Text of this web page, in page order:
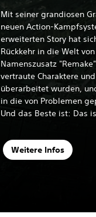
Mit seiner grandiosen
neuen Action-
erweiterten Story hat
Rückkehr in die Welt
Namenszusatz
vertraute Charaktere
überarbeitet wurden,
in die von Problemen
Und das Beste ist: Das
Weitere Infos